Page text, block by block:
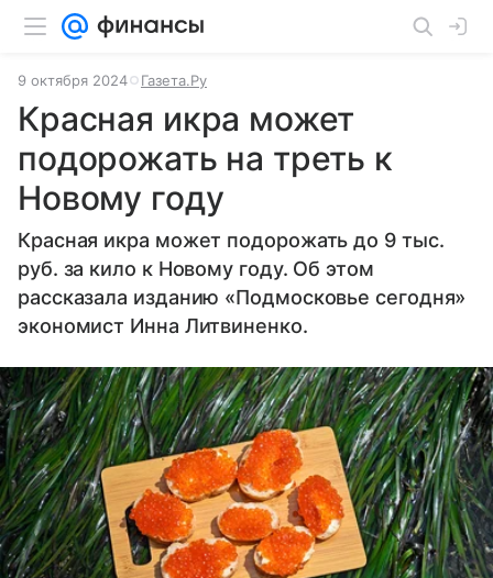
9 октября 2024 Газета.Ру
Красная икра может
подорожать на треть к
Новому году
Красная икра может подорожать до 9 тыс.
руб. за кило к Новому году. Об этом
рассказала изданию «Подмосковье сегодня»
экономист Инна Литвиненко.